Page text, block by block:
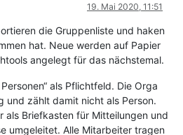
19. Mai 2020, 11:51
die Gruppenliste und haken
hat. Neue werden auf Papier
angelegt für das nächstemal.
als Pflichtfeld. Die Orga
und zählt damit nicht als Person.
als Briefkasten für Mitteilungen und
umgeleitet. Alle Mitarbeiter tragen